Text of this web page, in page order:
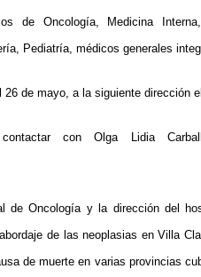
de Oncología, Medicina
Pediatría, médicos generales
26 de mayo, a la siguiente dirección
con Olga Lidia
de Oncología y la dirección del
de las neoplasias en Villa
de muerte en varias provincias